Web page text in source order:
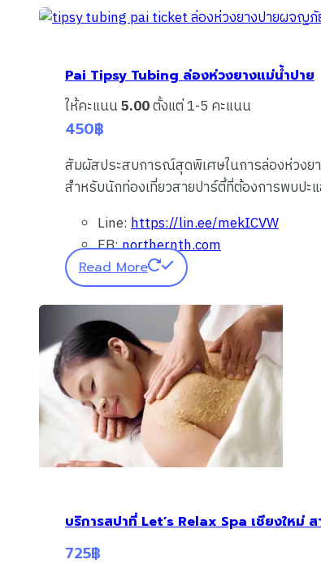
Pai Tipsy Tubing ล่องห่วงยางแม่น้ำปาย
ให้คะแนน5.00ตั้งแต่ 1-5 คะแนน
450฿
สัมผัสประสบการณ์สุดพิเศษในการล่องห่วงยา
สำหรับนักท่องเที่ยวสายปาร์ตี้ที่ต้องการพบปะ
Line: https://lin.ee/mekICVW
FB:northernth.com
Read More
บริการสปาที่ Let’s Relax Spa เชียงใหม่
725฿